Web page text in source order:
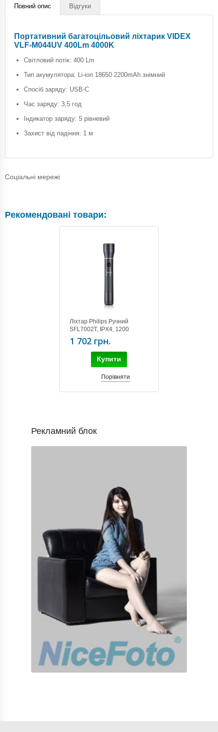
Повний опис Відгуки
Портативний багатоцільовий ліхтарик VIDEX
VLF-M044UV 400Lm 4000K
Світловий потік: 400 Lm
Тип акумулятора: Li-ion 18650 2200mAh знімний
Спосіб заряду: USB-C
Час заряду: 3,5 год
Індикатор заряду: 5 рівневий
Захист від падіння: 1 м
Соціальні мережі
Рекомендовані товари:
Ліхтар Philips Ручний
SFL7002T, IPX4, 1200
люмен, до 200 метрів, 6хАА
1 702 грн.
Купити
Порівняти
Рекламний блок